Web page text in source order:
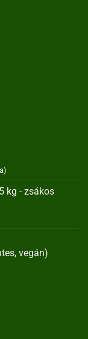
kg - zsákos
vegán)